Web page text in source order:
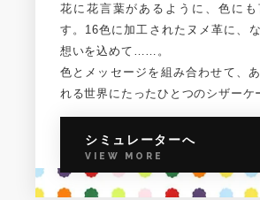
花に花言葉があるように、色にも
す。 16色に加工されたヌメ革に、
想いを込めて……。
色とメッセージを組み合わせて、
れる世界にたったひとつのシザーケ
シミュレーターへ
VIEW MORE